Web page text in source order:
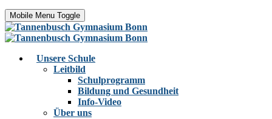
Mobile Menu Toggle
Unsere Schule
Leitbild
Schulprogramm
Bildung und Gesundheit
Info-Video
Über uns